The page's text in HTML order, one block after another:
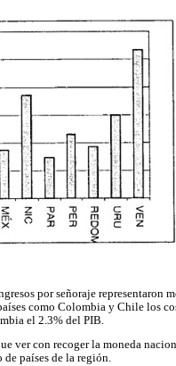
por señoraje representaron
como Colombia y Chile los
el 2.3% del PIB.
ver con recoger la moneda
de países de la región.